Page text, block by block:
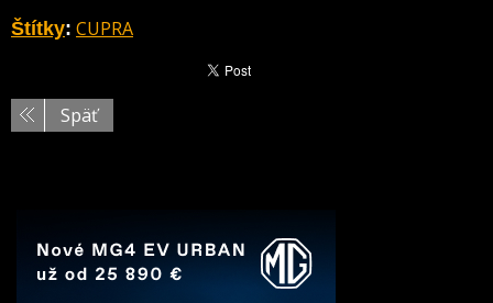
Štítky: CUPRA
Späť